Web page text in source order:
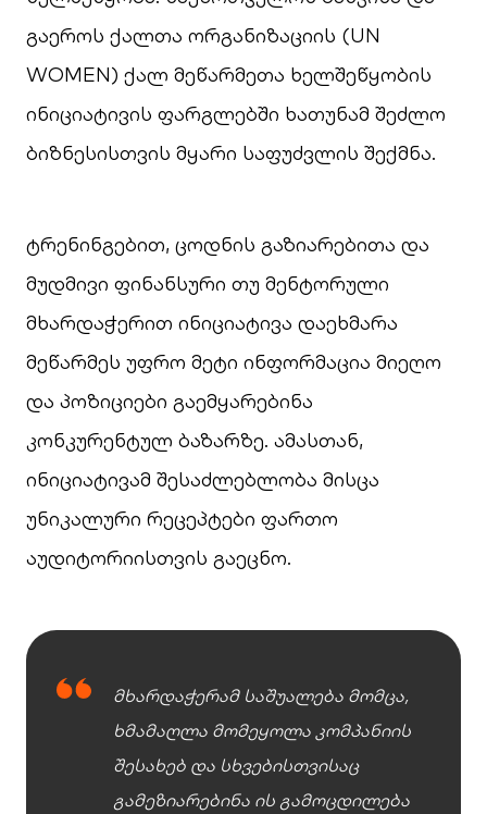
გაეროს ქალთა ორგანიზაციის (UN
WOMEN) ქალ მეწარმეთა ხელშეწყობის
ინიციატივის ფარგლებში ხათუნამ შეძლო
ბიზნესისთვის მყარი საფუძვლის შექმნა.
ტრენინგებით, ცოდნის გაზიარებითა და
მუდმივი ფინანსური თუ მენტორული
მხარდაჭერით ინიციატივა დაეხმარა
მეწარმეს უფრო მეტი ინფორმაცია მიეღო
და პოზიციები გაემყარებინა
კონკურენტულ ბაზარზე. ამასთან,
ინიციატივამ შესაძლებლობა მისცა
უნიკალური რეცეპტები ფართო
აუდიტორიისთვის გაეცნო.
მხარდაჭერამ საშუალება მომცა,
ხმამაღლა მომეყოლა კომპანიის
შესახებ და სხვებისთვისაც
გამეზიარებინა ის გამოცდილება